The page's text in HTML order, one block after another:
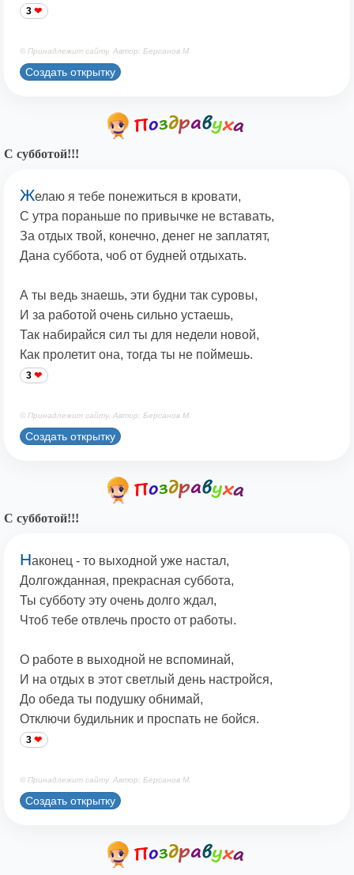
3
© Принадлежит сайту. Автор: Берсанов М.
Создать открытку
С субботой!!!
Желаю я тебе понежиться в кровати,
С утра пораньше по привычке не вставать,
За отдых твой, конечно, денег не заплатят,
Дана суббота, чоб от будней отдыхать.
А ты ведь знаешь, эти будни так суровы,
И за работой очень сильно устаешь,
Так набирайся сил ты для недели новой,
Как пролетит она, тогда ты не поймешь.
3
© Принадлежит сайту. Автор: Берсанов М.
Создать открытку
С субботой!!!
Наконец - то выходной уже настал,
Долгожданная, прекрасная суббота,
Ты субботу эту очень долго ждал,
Чтоб тебе отвлечь просто от работы.
О работе в выходной не вспоминай,
И на отдых в этот светлый день настройся,
До обеда ты подушку обнимай,
Отключи будильник и проспать не бойся.
3
© Принадлежит сайту. Автор: Берсанов М.
Создать открытку